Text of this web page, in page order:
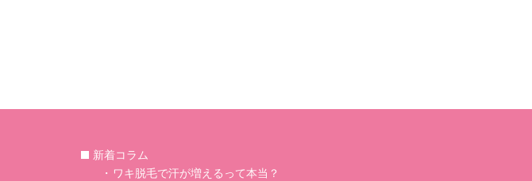
新着コラム
ワキ脱毛で汗が増えるって本当？